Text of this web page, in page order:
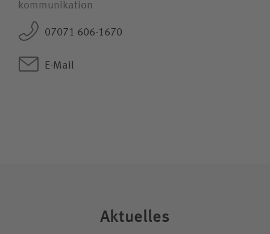
kommunikation
07071 606-1670
E-Mail
Aktuelles